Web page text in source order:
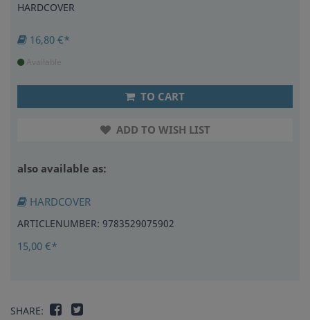
HARDCOVER
16,80 €*
Available
TO CART
ADD TO WISH LIST
also available as:
HARDCOVER
ARTICLENUMBER: 9783529075902
15,00 €*
SHARE: